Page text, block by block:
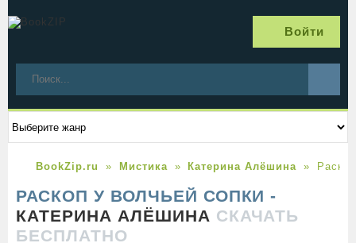
Войти
BookZip.ru Мистика Катерина Алёшина
РАСКОП У ВОЛЧЬЕЙ СОПКИ -
КАТЕРИНА АЛЁШИНА СКАЧАТЬ
БЕСПЛАТНО